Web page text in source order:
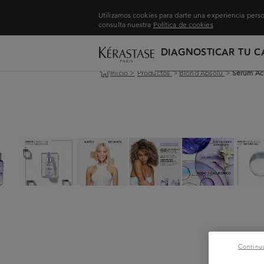
Utilizamos cookies para darte una experiencia
consulta nuestra Política de cookies
DIAGNOSTICAR TU
Inicio > Productos >Blond Absolu >Serum